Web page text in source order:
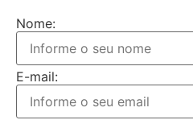
Nome:
E-mail: